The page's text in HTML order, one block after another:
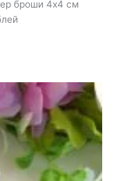
броши 4х4 см